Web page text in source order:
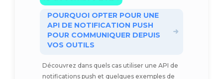
POURQUOI OPTER POUR UNE
API DE NOTIFICATION PUSH
POUR COMMUNIQUER DEPUIS
VOS OUTILS
Découvrez dans quels cas utiliser une API de
notifications push et quelques exemples de